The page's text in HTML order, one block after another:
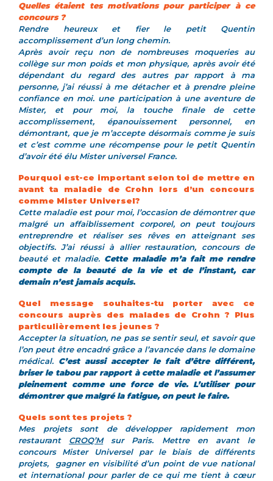
Quelles étaient tes motivations pour participer à ce
concours ?
Rendre heureux et fier le petit Quentin
accomplissement d’un long chemin.
Après avoir reçu non de nombreuses moqueries au
collège sur mon poids et mon physique, après avoir été
dépendant du regard des autres par rapport à ma
personne, j’ai réussi à me détacher et à prendre pleine
confiance en moi. une participation à une aventure de
Mister, et pour moi, la touche finale de cette
accomplissement, épanouissement personnel, en
démontrant, que je m’accepte désormais comme je suis
et c’est comme une récompense pour le petit Quentin
d’avoir été élu Mister universel France.
Pourquoi est-ce important selon toi de mettre en
avant ta maladie de Crohn lors d’un concours
comme Mister Universel?
Cette maladie est pour moi, l’occasion de démontrer que
malgré un affaiblissement corporel, on peut toujours
entreprendre et réaliser ses rêves en atteignant ses
objectifs. J’ai réussi à allier restauration, concours de
beauté et maladie. Cette maladie m’a fait me rendre
compte de la beauté de la vie et de l’instant, car
demain n’est jamais acquis.
Quel message souhaites-tu porter avec ce
concours auprès des malades de Crohn ? Plus
particulièrement les jeunes ?
Accepter la situation, ne pas se sentir seul, et savoir que
l’on peut être encadré grâce a l’avancée dans le domaine
médical. C’est aussi accepter le fait d’être différent,
briser le tabou par rapport à cette maladie et l’assumer
pleinement comme une force de vie. L’utiliser pour
démontrer que malgré la fatigue, on peut le faire.
Quels sont tes projets ?
Mes projets sont de développer rapidement mon
restaurant CROQ’Msur Paris. Mettre en avant le
concours Mister Universel par le biais de différents
projets, gagner en visibilité d’un point de vue national
et international pour parler de ce qui me tient à cœur